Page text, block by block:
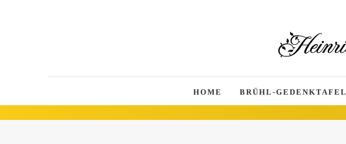
HOME BRÜHL-GEDENKTAFEL